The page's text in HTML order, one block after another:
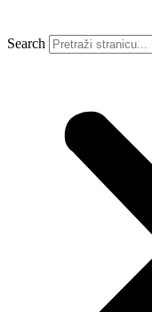
Search